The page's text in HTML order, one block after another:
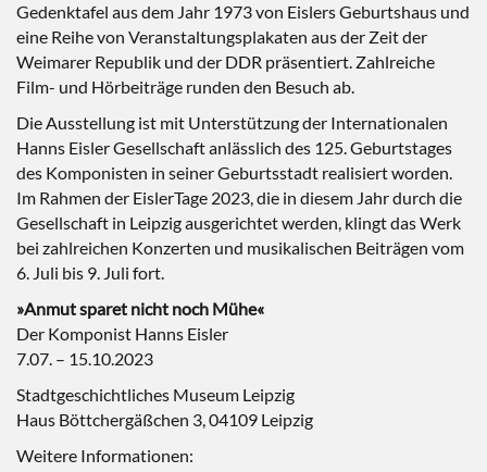
Gedenktafel aus dem Jahr 1973 von Eislers Geburtshaus und
eine Reihe von Veranstaltungsplakaten aus der Zeit der
Weimarer Republik und der DDR präsentiert. Zahlreiche
Film- und Hörbeiträge runden den Besuch ab.
Die Ausstellung ist mit Unterstützung der Internationalen
Hanns Eisler Gesellschaft anlässlich des 125. Geburtstages
des Komponisten in seiner Geburtsstadt realisiert worden.
Im Rahmen der EislerTage 2023, die in diesem Jahr durch die
Gesellschaft in Leipzig ausgerichtet werden, klingt das Werk
bei zahlreichen Konzerten und musikalischen Beiträgen vom
6. Juli bis 9. Juli fort.
»Anmut sparet nicht noch Mühe«
Der Komponist Hanns Eisler
7.07. – 15.10.2023
Stadtgeschichtliches Museum Leipzig
Haus Böttchergäßchen 3, 04109 Leipzig
Weitere Informationen: